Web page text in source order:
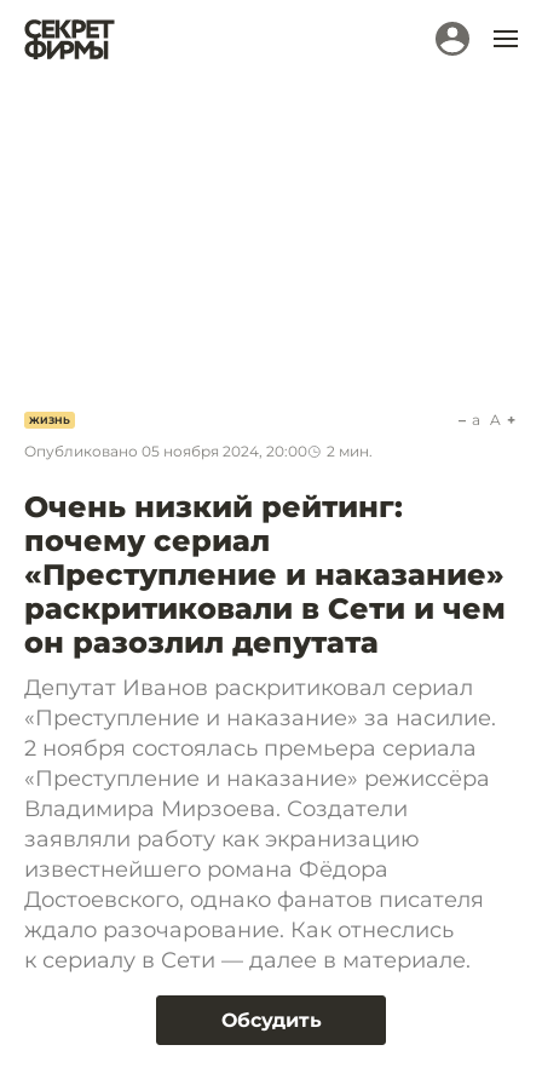
ЖИЗНЬ
Опубликовано 05 ноября 2024, 20:00 2 мин.
a A
Очень низкий рейтинг:
почему сериал
«Преступление и наказание»
раскритиковали в Сети и чем
он разозлил депутата
Депутат Иванов раскритиковал сериал
«Преступление и наказание» за насилие.
2 ноября состоялась премьера сериала
«Преступление и наказание» режиссёра
Владимира Мирзоева. Создатели
заявляли работу как экранизацию
известнейшего романа Фёдора
Достоевского, однако фанатов писателя
ждало разочарование. Как отнеслись
к сериалу в Сети — далее в материале.
Обсудить